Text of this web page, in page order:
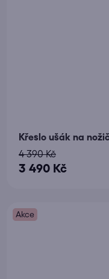
Křeslo ušák na
3 490 Kč
4 390 Kč
Akce